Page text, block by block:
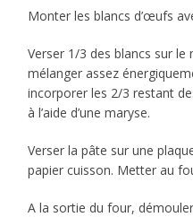
Monter les blancs d’œufs
Verser 1/3 des blancs sur le
mélanger assez
incorporer les 2/3 restant
à l’aide d’une maryse.
Verser la pâte sur une
papier cuisson. Metter au
A la sortie du four,